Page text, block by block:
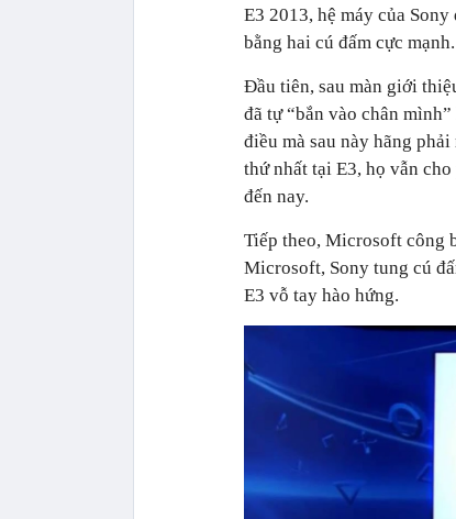
E3 2013, hệ máy của
bằng hai cú đấm cực mạnh.
Đầu tiên, sau màn giới
đã tự “bắn vào chân
điều mà sau này hãng
thứ nhất tại E3, họ vẫn
đến nay.
Tiếp theo, Microsoft công
Microsoft, Sony tung cú
E3 vỗ tay hào hứng.